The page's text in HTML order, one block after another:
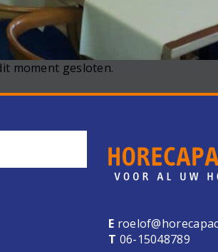
moment gesloten.
E
T 06-15048789